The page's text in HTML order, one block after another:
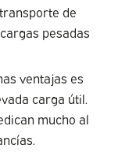
de
pesadas
ventajas es
carga útil.
mucho al